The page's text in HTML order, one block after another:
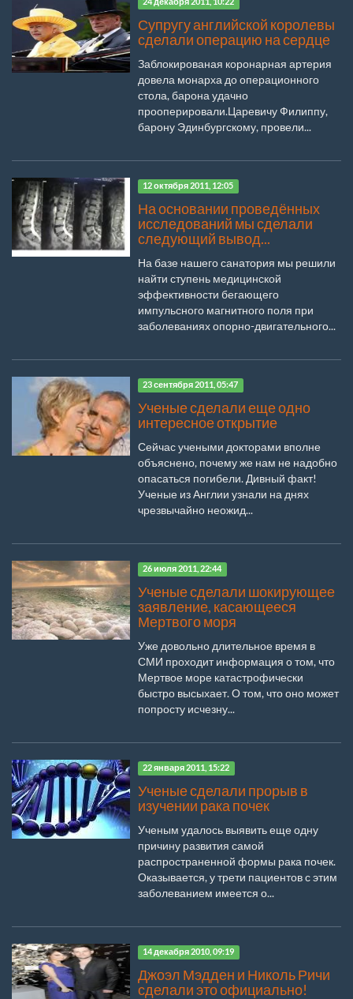
24 декабря 2011, 10:22
Супругу английской королевы
сделали операцию на сердце
Заблокированая коронарная артерия
довела монарха до операционного
стола, барона удачно
прооперировали.Царевичу Филиппу,
барону Эдинбургскому, провели...
12 октября 2011, 12:05
На основании проведённых
исследований мы сделали
следующий вывод...
На базе нашего санатория мы решили
найти ступень медицинской
эффективности бегающего
импульсного магнитного поля при
заболеваниях опорно-двигательного...
23 сентября 2011, 05:47
Ученые сделали еще одно
интересное открытие
Сейчас учеными докторами вполне
объяснено, почему же нам не надобно
опасаться погибели. Дивный факт!
Ученые из Англии узнали на днях
чрезвычайно неожид...
26 июля 2011, 22:44
Ученые сделали шокирующее
заявление, касающееся
Мертвого моря
Уже довольно длительное время в
СМИ проходит информация о том, что
Мертвое море катастрофически
быстро высыхает. О том, что оно может
попросту исчезну...
22 января 2011, 15:22
Ученые сделали прорыв в
изучении рака почек
Ученым удалось выявить еще одну
причину развития самой
распространенной формы рака почек.
Оказывается, у трети пациентов с этим
заболеванием имеется о...
14 декабря 2010, 09:19
Джоэл Мэдден и Николь Ричи
сделали это официально!